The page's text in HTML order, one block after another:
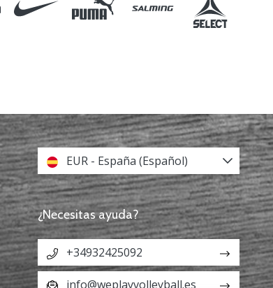
EUR - España (Español)
¿Necesitas ayuda?
+34932425092
info@weplayvolleyball.es